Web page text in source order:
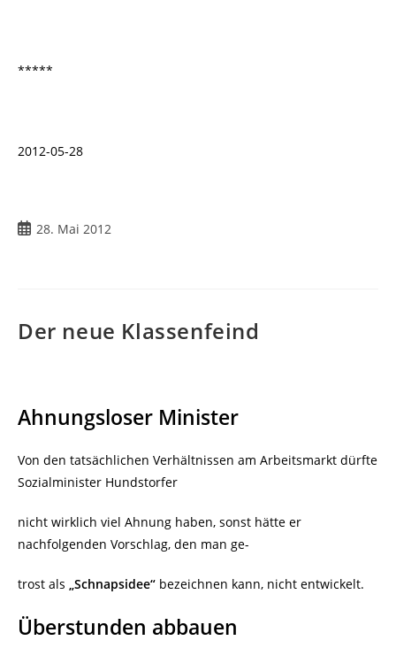
*****
2012-05-28
28. Mai 2012
Der neue Klassenfeind
Ahnungsloser Minister
Von den tatsächlichen Verhältnissen am Arbeitsmarkt dürfte
Sozialminister Hundstorfer
nicht wirklich viel Ahnung haben, sonst hätte er
nachfolgenden Vorschlag, den man ge-
trost als „Schnapsidee“ bezeichnen kann, nicht entwickelt.
Überstunden abbauen